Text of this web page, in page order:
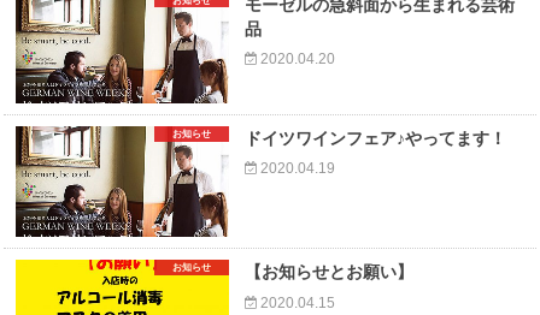
モーゼルの急斜面から生まれる芸術
品
2020.04.20
お知らせ ドイツワインフェア♪やってます！
2020.04.19
お知らせ 【お知らせとお願い】
2020.04.15